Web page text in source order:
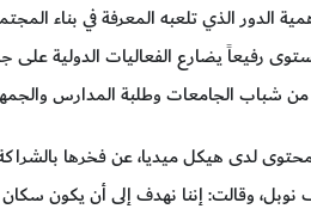
الدور الذي تلعبه المعرفة في بناء
رفيعاً يضارع الفعاليات الدولية
من شباب الجامعات وطلبة المدارس
لدى هيكل ميديا، عن فخرها
وقالت: إننا نهدف إلى أن يكون سكان